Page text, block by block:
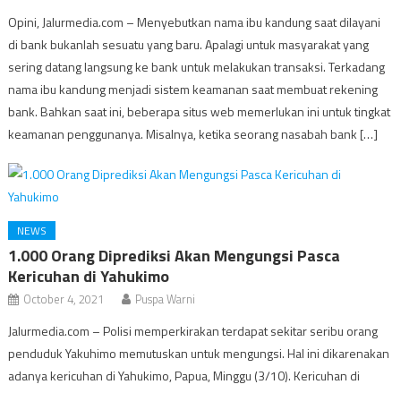
Opini, Jalurmedia.com – Menyebutkan nama ibu kandung saat dilayani
di bank bukanlah sesuatu yang baru. Apalagi untuk masyarakat yang
sering datang langsung ke bank untuk melakukan transaksi. Terkadang
nama ibu kandung menjadi sistem keamanan saat membuat rekening
bank. Bahkan saat ini, beberapa situs web memerlukan ini untuk tingkat
keamanan penggunanya. Misalnya, ketika seorang nasabah bank […]
NEWS
1.000 Orang Diprediksi Akan Mengungsi Pasca
Kericuhan di Yahukimo
October 4, 2021 Puspa Warni
Jalurmedia.com – Polisi memperkirakan terdapat sekitar seribu orang
penduduk Yakuhimo memutuskan untuk mengungsi. Hal ini dikarenakan
adanya kericuhan di Yahukimo, Papua, Minggu (3/10). Kericuhan di